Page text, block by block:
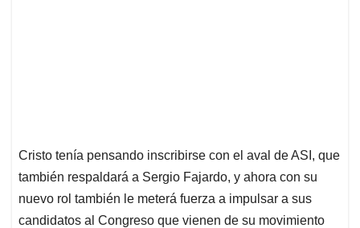
Cristo tenía pensando inscribirse con el aval de ASI, que
también respaldará a Sergio Fajardo, y ahora con su
nuevo rol también le meterá fuerza a impulsar a sus
candidatos al Congreso que vienen de su movimiento